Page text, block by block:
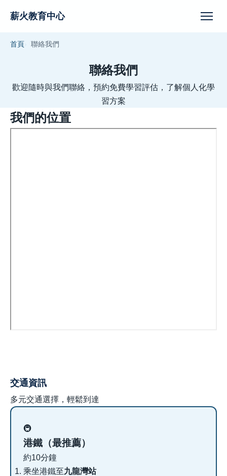
薪火教育中心
首頁 聯絡我們
聯絡我們
歡迎隨時與我們聯絡，預約免費學習評估，了解個人化學
習方案
我們的位置
交通資訊
多元交通選擇，輕鬆到達
🚇
港鐵（最推薦）
約10分鐘
乘坐港鐵至九龍灣站